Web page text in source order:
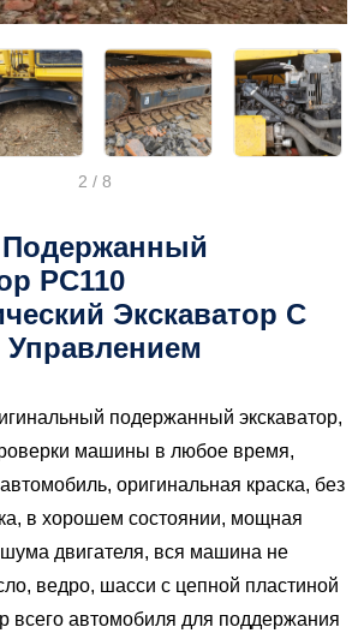
2 / 8
PC110
Экскаватор С
подержанный экскаватор,
машины в любое время,
оригинальная краска, без
в хорошем состоянии, мощная
двигателя, вся машина не
ведро, шасси с цепной пластиной
всего автомобиля для поддержания